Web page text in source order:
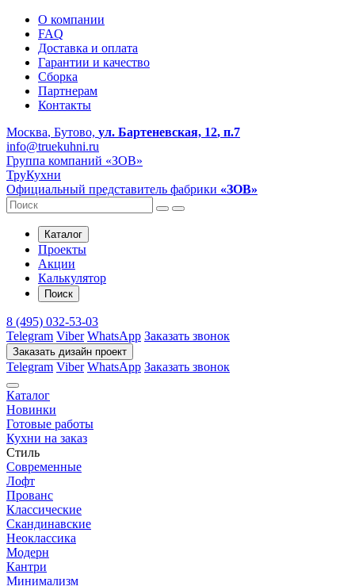
О компании
FAQ
Доставка и оплата
Гарантии и качество
Сборка
Партнерам
Контакты
Москва, Бутово, ул. Бартеневская, 12, п.7
info@truekuhni.ru
Группа компаний «ЗОВ»
ТруКухни
Официальный представитель фабрики «ЗОВ»
Каталог
Проекты
Акции
Калькулятор
Поиск
8 (495) 032-53-03
Telegram Viber WhatsApp Заказать звонок
Заказать дизайн проект
Telegram Viber WhatsApp Заказать звонок
Каталог
Новинки
Готовые работы
Кухни на заказ
Стиль
Современные
Лофт
Прованс
Классические
Скандинавские
Неоклассика
Модерн
Кантри
Минимализм